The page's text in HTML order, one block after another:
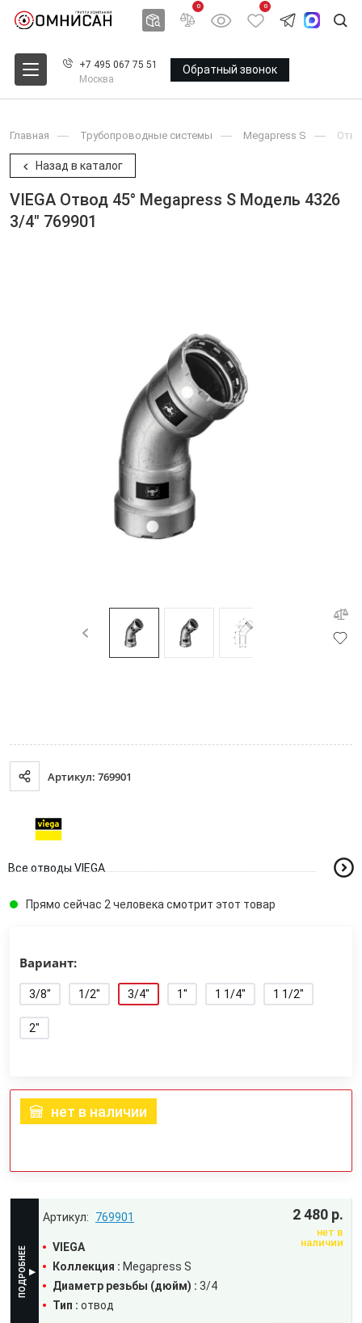
0 0
+7 495 067 75 51
Москва
Обратный звонок
Главная Трубопроводные системы Megapress S
Назад в каталог
VIEGA Отвод 45° Megapress S Модель 4326
3/4" 769901
Артикул: 769901
Все отводы VIEGA
Прямо сейчас 2 человека смотрит этот товар
Вариант:
3/8" 1/2" 3/4" 1" 1 1/4" 1 1/2"
2"
нет в наличии
769901
VIEGA
Коллекция : Megapress S
Диаметр резьбы (дюйм) : 3/4
Тип : отвод
2 480 р.
нет в
наличии